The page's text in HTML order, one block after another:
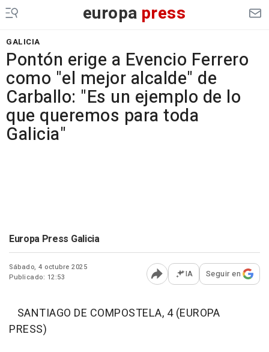
europa press
GALICIA
Pontón erige a Evencio Ferrero
como "el mejor alcalde" de
Carballo: "Es un ejemplo de lo
que queremos para toda
Galicia"
Europa Press Galicia
Sábado, 4 octubre 2025
Publicado: 12:53
Abrir opciones para
IA Seguir en
SANTIAGO DE COMPOSTELA, 4 (EUROPA
PRESS)